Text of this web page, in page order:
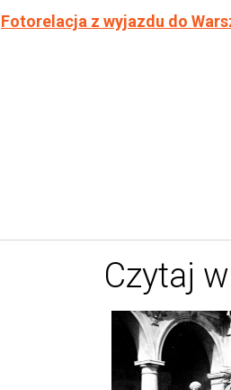
Fotorelacja z wyjazdu do
Czytaj